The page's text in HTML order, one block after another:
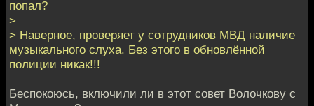
попал?
>
> Наверное, проверяет у сотрудников МВД наличие
музыкального слуха. Без этого в обновлённой
полиции никак!!!
Беспокоюсь, включили ли в этот совет Волочкову с